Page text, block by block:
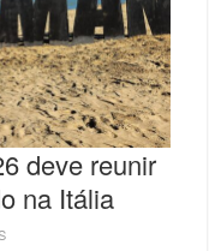
deve reunir
na Itália